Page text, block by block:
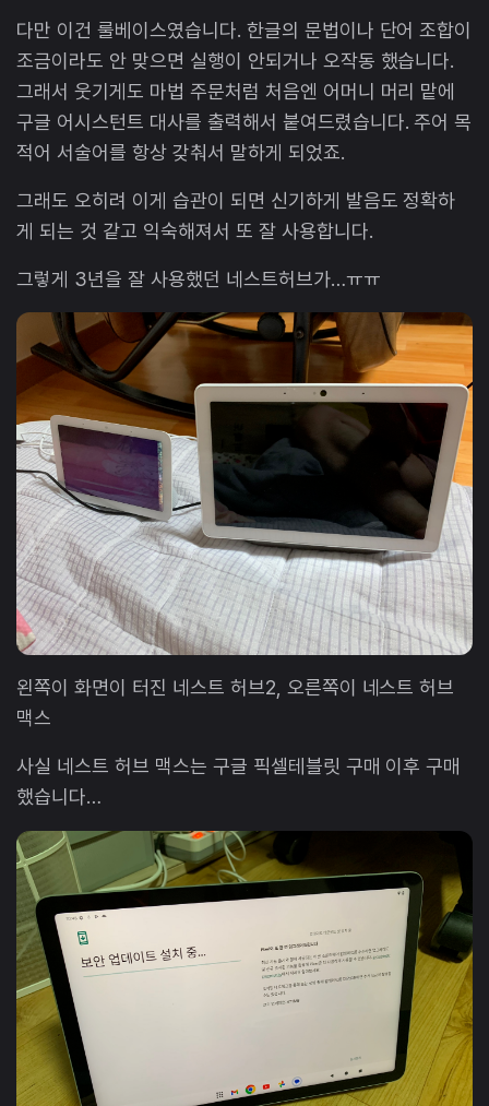
다만 이건 룰베이스였습니다. 한글의 문법이나 단어 조합이
조금이라도 안 맞으면 실행이 안되거나 오작동 했습니다.
그래서 웃기게도 마법 주문처럼 처음엔 어머니 머리 맡에
구글 어시스턴트 대사를 출력해서 붙여드렸습니다. 주어 목
적어 서술어를 항상 갖춰서 말하게 되었죠.
그래도 오히려 이게 습관이 되면 신기하게 발음도 정확하
게 되는 것 같고 익숙해져서 또 잘 사용합니다.
그렇게 3년을 잘 사용했던 네스트허브가…ㅠㅠ
왼쪽이 화면이 터진 네스트 허브2, 오른쪽이 네스트 허브
맥스
사실 네스트 허브 맥스는 구글 픽셀테블릿 구매 이후 구매
했습니다…